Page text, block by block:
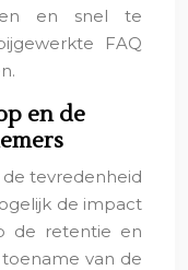
en snel te
FAQ
en de
tevredenheid
de impact
de retentie en
van de